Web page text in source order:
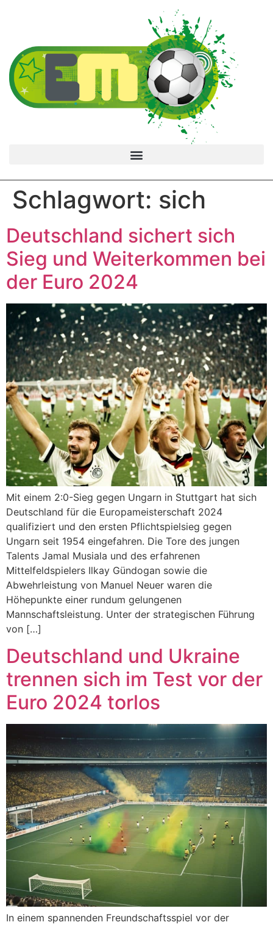
Schlagwort: sich
Deutschland sichert sich
Sieg und Weiterkommen bei
der Euro 2024
Mit einem 2:0-Sieg gegen Ungarn in Stuttgart hat sich
Deutschland für die Europameisterschaft 2024
qualifiziert und den ersten Pflichtspielsieg gegen
Ungarn seit 1954 eingefahren. Die Tore des jungen
Talents Jamal Musiala und des erfahrenen
Mittelfeldspielers Ilkay Gündogan sowie die
Abwehrleistung von Manuel Neuer waren die
Höhepunkte einer rundum gelungenen
Mannschaftsleistung. Unter der strategischen Führung
von […]
Deutschland und Ukraine
trennen sich im Test vor der
Euro 2024 torlos
In einem spannenden Freundschaftsspiel vor der